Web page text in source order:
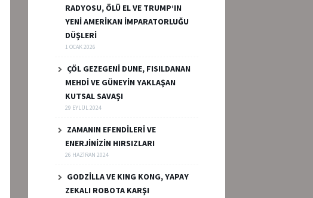
RADYOSU, ÖLÜ EL VE TRUMP’IN
YENİ AMERİKAN İMPARATORLUĞU
DÜŞLERİ
1 OCAK 2026
ÇÖL GEZEGENİ DUNE, FISILDANAN
MEHDİ VE GÜNEYİN YAKLAŞAN
KUTSAL SAVAŞI
29 EYLÜL 2024
ZAMANIN EFENDİLERİ VE
ENERJİNİZİN HIRSIZLARI
26 HAZIRAN 2024
GODZİLLA VE KING KONG, YAPAY
ZEKALI ROBOTA KARŞI